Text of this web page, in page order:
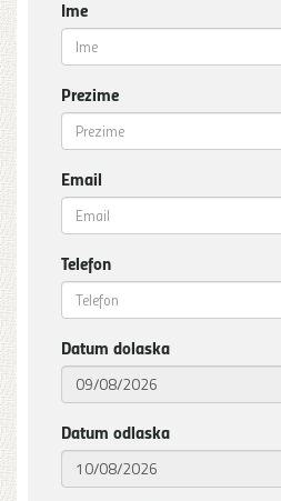
Ime
Prezime
Email
Telefon
Datum dolaska
Datum odlaska